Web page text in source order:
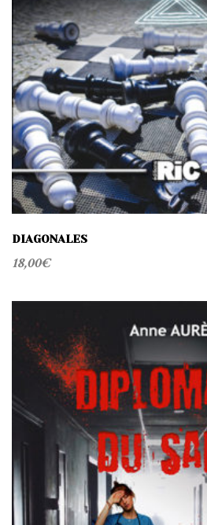
DIAGONALES
18,00€